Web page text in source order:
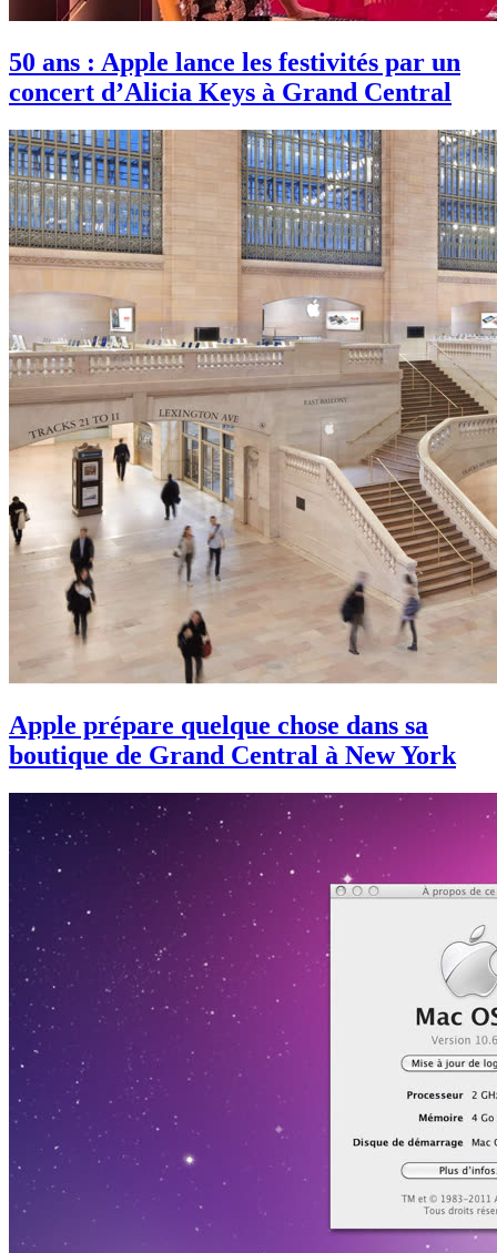
50 ans : Apple lance les festivités par un
concert d’Alicia Keys à Grand Central
Apple prépare quelque chose dans sa
boutique de Grand Central à New York